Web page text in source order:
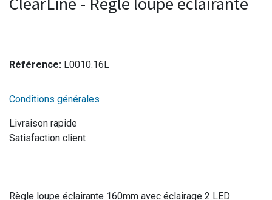
Référence: L0010.16L
Conditions générales
Livraison rapide
Satisfaction client
Règle loupe éclairante 160mm avec éclairage 2 LED